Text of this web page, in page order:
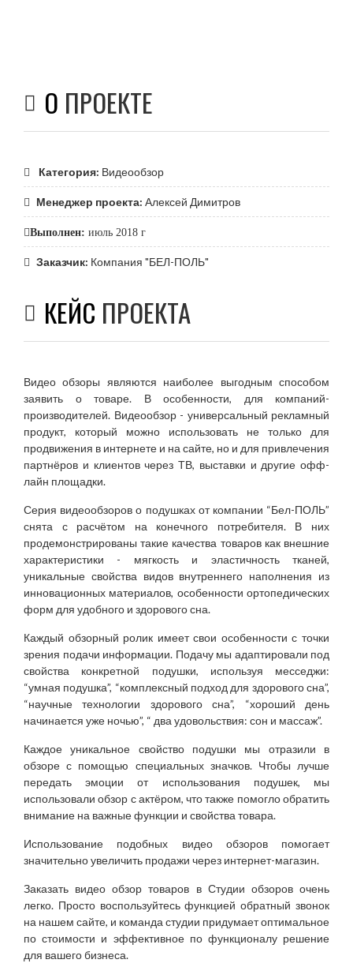
О ПРОЕКТЕ
Категория: Видеообзор
Менеджер проекта: Алексей Димитров
Выполнен: июль 2018 г
Заказчик: Компания "БЕЛ-ПОЛЬ"
КЕЙС ПРОЕКТА
Видео обзоры являются наиболее выгодным способом
заявить о товаре. В особенности, для компаний-
производителей. Видеообзор - универсальный рекламный
продукт, который можно использовать не только для
продвижения в интернете и на сайте, но и для привлечения
партнёров и клиентов через ТВ, выставки и другие офф-
лайн площадки.
Серия видеообзоров о подушках от компании “Бел-ПОЛЬ”
снята с расчётом на конечного потребителя. В них
продемонстрированы такие качества товаров как внешние
характеристики - мягкость и эластичность тканей,
уникальные свойства видов внутреннего наполнения из
инновационных материалов, особенности ортопедических
форм для удобного и здорового сна.
Каждый обзорный ролик имеет свои особенности с точки
зрения подачи информации. Подачу мы адаптировали под
свойства конкретной подушки, используя месседжи:
“умная подушка”, “комплексный подход для здорового сна”,
“научные технологии здорового сна”, “хороший день
начинается уже ночью”, “ два удовольствия: сон и массаж”.
Каждое уникальное свойство подушки мы отразили в
обзоре с помощью специальных значков. Чтобы лучше
передать эмоции от использования подушек, мы
использовали обзор с актёром, что также помогло обратить
внимание на важные функции и свойства товара.
Использование подобных видео обзоров помогает
значительно увеличить продажи через интернет-магазин.
Заказать видео обзор товаров в Студии обзоров очень
легко. Просто воспользуйтесь функцией обратный звонок
на нашем сайте, и команда студии придумает оптимальное
по стоимости и эффективное по функционалу решение
для вашего бизнеса.